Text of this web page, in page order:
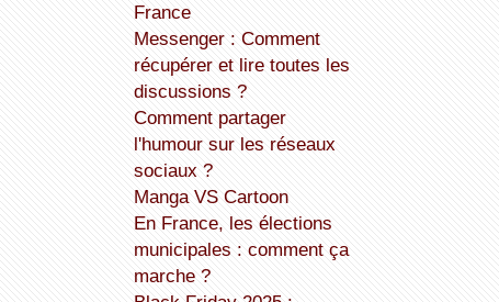
France
Messenger : Comment
récupérer et lire toutes les
discussions ?
Comment partager
l'humour sur les réseaux
sociaux ?
Manga VS Cartoon
En France, les élections
municipales : comment ça
marche ?